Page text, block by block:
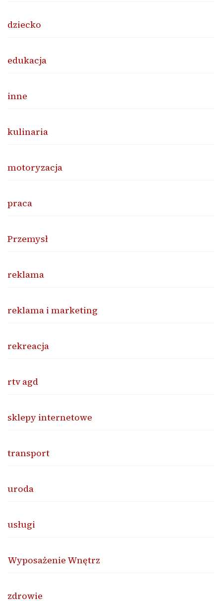
dziecko
edukacja
inne
kulinaria
motoryzacja
praca
Przemysł
reklama
reklama i marketing
rekreacja
rtv agd
sklepy internetowe
transport
uroda
usługi
Wyposażenie Wnętrz
zdrowie